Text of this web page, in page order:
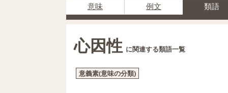
意味 例文 類語
心因性 に関連する類語一覧
意義素(意味の分類)